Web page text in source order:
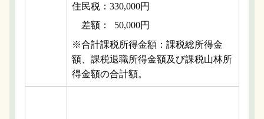
住民税：330,000円
差額： 50,000円
※合計課税所得金額：課税総所得金
額、課税退職所得金額及び課税山林所
得金額の合計額。